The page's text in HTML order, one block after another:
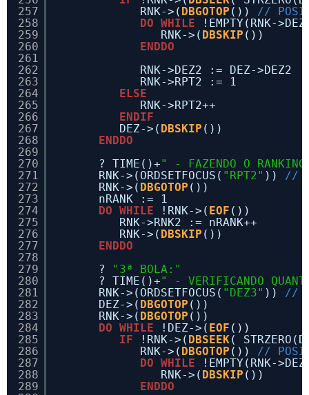
257
258
259
260
261
262
263
264
265
266
267
268
269
270
271
272
273
274
275
276
277
278
279
280
281
282
283
284
285
286
287
288
289
RNK->( DBGOTOP ()) //
DO WHILE
!EMPTY(RNK-
RNK->( DBSKIP ())
ENDDO
RNK->DEZ2 := DEZ->DEZ2
RNK->RPT2 := 1
ELSE
RNK->RPT2++
ENDIF
DEZ->( DBSKIP ())
ENDDO
? TIME()+" - FAZENDO O
RNK->(ORDSETFOCUS( "RPT2" )) //
RNK->( DBGOTOP ())
nRANK := 1
DO WHILE !RNK->( EOF ())
RNK->RNK2 := nRANK++
RNK->( DBSKIP ())
ENDDO
?
"3ª BOLA:"
? TIME()+" - VERIFICANDO
RNK->(ORDSETFOCUS( "DEZ3" )) //
DEZ->( DBGOTOP ())
RNK->( DBGOTOP ())
DO WHILE !DEZ->( EOF ())
IF
!RNK->( DBSEEK(
RNK->( DBGOTOP ()) //
DO WHILE
!EMPTY(RNK-
RNK->( DBSKIP ())
ENDDO